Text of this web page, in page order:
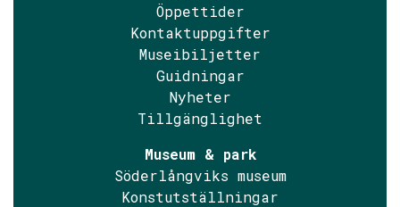
Öppettider
Kontaktuppgifter
Museibiljetter
Guidningar
Nyheter
Tillgänglighet
Museum & park
Söderlångviks museum
Konstutställningar